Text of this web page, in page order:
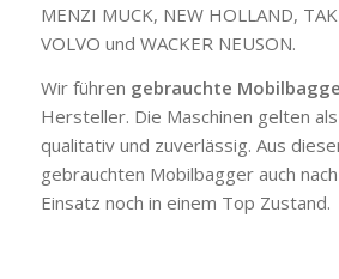
MENZI MUCK, NEW HOLLAND,
VOLVO und WACKER NEUSON.
Wir führen gebrauchte
Hersteller. Die Maschinen gelten
qualitativ und zuverlässig. Aus
gebrauchten Mobilbagger auch
Einsatz noch in einem Top Zustand.